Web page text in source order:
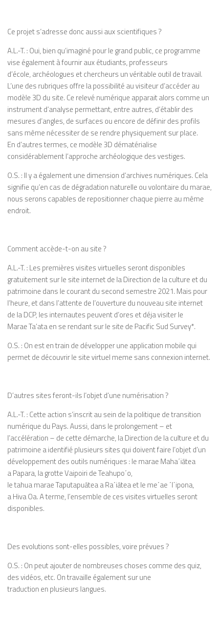
Ce projet s’adresse donc aussi aux scientifiques ?
A.L.-T. : Oui, bien qu’imaginé pour le grand public, ce programme
vise également à fournir aux étudiants, professeurs
d’école, archéologues et chercheurs un véritable outil de travail.
L’une des rubriques offre lapossibilité au visiteur d’accéder au
modèle 3D du site. Ce relevé numérique apparaitalors comme un
instrument d’analyse permettant, entre autres, d’établir des
mesures d’angles, de surfaces ou encore de définir des profils
sans même nécessiterde se rendre physiquement sur place.
En d’autres termes, ce modèle 3D dématérialise
considérablement l’approche archéologique des vestiges.
O.S. : Il y a également une dimension d’archives numériques. Cela
signifie qu’en cas de dégradation naturelle ou volontaire du marae,
nous serons capables de repositionner chaque pierre au même
endroit.
Comment accède-t-on au site?
A.L.-T. : Les premières visites virtuelles seront disponibles
gratuitement sur le site internet de la Direction de la culture et du
patrimoine dans le courant du second semestre 2021. Mais pour
l’heure, et dans l’attente de l’ouverture du nouveau site internet
de la DCP, les internautes peuventd’ores etdéjavisiter le
MaraeTa’ataen se rendant sur le site de Pacific Sud Survey*.
O.S. : On est en train de développer une application mobile qui
permet de découvrirle site virtuel meme sans connexion internet.
D’autres sitesferont-ils l’objet d’une numérisation?
A.L.-T. : Cette action s’inscrit au sein de lapolitique de transition
numérique du Pays.Aussi, dans le prolongement – et
l’accélération – de cette démarche, la Direction de laculture et du
patrimoine a identifié plusieurs sites qui doivent faire l’objetd’un
développement des outils numériques : le marae Maha΄iātea
aPapara, lagrotteVaipoiri deTeahupo΄o,
letahuamaraeTaputapuāteaa Ra΄iātea et le me΄ae ΄I΄ipona,
aHivaOa. A terme, l’ensemble de ces visites virtuelles seront
disponibles.
Des evolutions sont-elles possibles,voire prévues?
O.S. : On peut ajouter de nombreuses choses comme des quiz,
des vidéos, etc. On travaille également sur une
traduction en plusieurs langues.